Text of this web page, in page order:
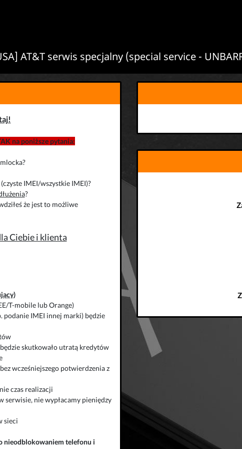
AT&T serwis specjalny (special service -
na poniższe pytania:
IMEI/wszystkie IMEI)?
?
że jest to możliwe
Ciebie i klienta
)
T-mobile lub Orange)
podanie IMEI innej marki) będzie
skutkowało utratą kredytów
wcześniejszego potwierdzenia z
czas realizacji
nie wypłacamy pieniędzy
sieci
nieodblokowaniem telefonu i